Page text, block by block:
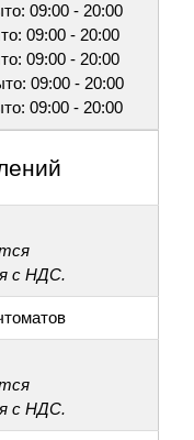
09:00 - 20:00
09:00 - 20:00
09:00 - 20:00
09:00 - 20:00
09:00 - 20:00
с НДС.
с НДС.